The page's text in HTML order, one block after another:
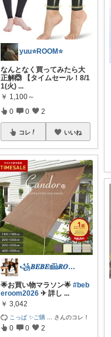
yuu⭐️ROOM⭐️
なんとなく買ってみたら大
正解🙆 【タイムセール！8/1
1(火) ...
￥ 1,100～
0 0 2
コレ いいね
꧁𝑩𝑬𝑩𝑬𓊝𝑹𝑶𝑶𝑴꧂
🌟お買い物マラソン🌟#beb
eroom2026 ✈︎ 詳し ...
￥ 3,042
こっぱ ✨ご購 さんのコレ！
0 0 2